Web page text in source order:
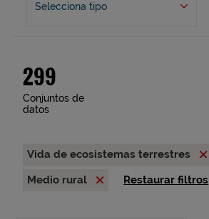
Selecciona tipo
299
Conjuntos de
datos
Vida de ecosistemas terrestres
Medio rural
Restaurar filtros